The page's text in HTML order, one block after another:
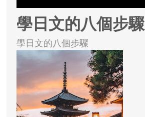
學日文的八個步驟
學日文的八個步驟